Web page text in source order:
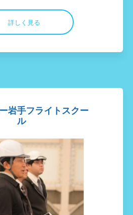
詳しく見る
岩手フライトスクー
ル